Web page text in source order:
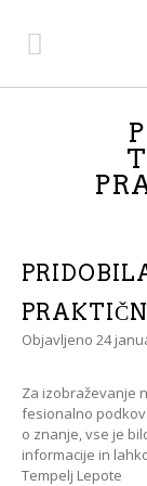
Objavljeno 24
Za izobraževanje
fesionalno
o znanje, vse je
informacije in
Tempelj Lepote